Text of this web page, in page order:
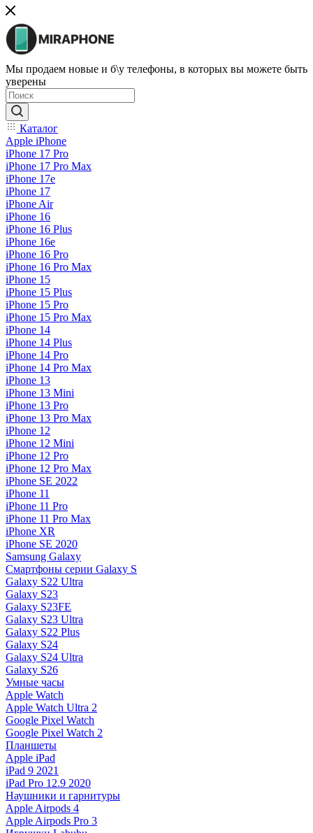
Мы продаем новые и б\у телефоны, в которых вы можете быть
уверены
Каталог
Apple iPhone
iPhone 17 Pro
iPhone 17 Pro Max
iPhone 17e
iPhone 17
iPhone Air
iPhone 16
iPhone 16 Plus
iPhone 16e
iPhone 16 Pro
iPhone 16 Pro Max
iPhone 15
iPhone 15 Plus
iPhone 15 Pro
iPhone 15 Pro Max
iPhone 14
iPhone 14 Plus
iPhone 14 Pro
iPhone 14 Pro Max
iPhone 13
iPhone 13 Mini
iPhone 13 Pro
iPhone 13 Pro Max
iPhone 12
iPhone 12 Mini
iPhone 12 Pro
iPhone 12 Pro Max
iPhone SE 2022
iPhone 11
iPhone 11 Pro
iPhone 11 Pro Max
iPhone XR
iPhone SE 2020
Samsung Galaxy
Смартфоны серии Galaxy S
Galaxy S22 Ultra
Galaxy S23
Galaxy S23FE
Galaxy S23 Ultra
Galaxy S22 Plus
Galaxy S24
Galaxy S24 Ultra
Galaxy S26
Умные часы
Apple Watch
Apple Watch Ultra 2
Google Pixel Watch
Google Pixel Watch 2
Планшеты
Apple iPad
iPad 9 2021
iPad Pro 12.9 2020
Наушники и гарнитуры
Apple Airpods 4
Apple Airpods Pro 3